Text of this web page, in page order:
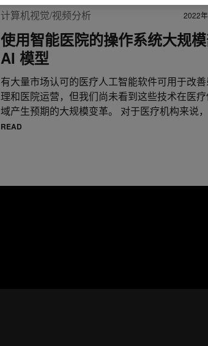
计算机视觉/视频分析 2022
使用智能医院的操作系统大规
AI 模型
有大量市场认可的医疗人工智能软件可用于改
理和医院运营，但我们尚未看到这些技术在医
域产生预期的大规模变革。 对于医疗机构来说，
READ